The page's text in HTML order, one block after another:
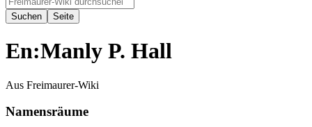
En:Manly P. Hall
Aus Freimaurer-Wiki
Namensräume